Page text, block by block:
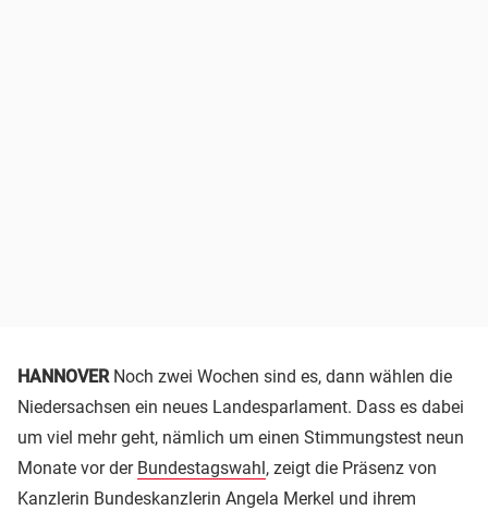
HANNOVER Noch zwei Wochen sind es, dann wählen die
Niedersachsen ein neues Landesparlament. Dass es dabei
um viel mehr geht, nämlich um einen Stimmungstest neun
Monate vor der Bundestagswahl, zeigt die Präsenz von
Kanzlerin Bundeskanzlerin Angela Merkel und ihrem